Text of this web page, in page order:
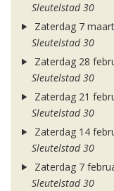
Sleutelstad 30
Zaterdag 7
Sleutelstad 30
Zaterdag 28
Sleutelstad 30
Zaterdag 21
Sleutelstad 30
Zaterdag 14
Sleutelstad 30
Zaterdag 7
Sleutelstad 30